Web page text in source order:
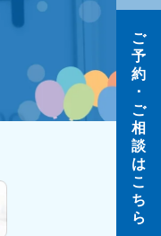
ご
予
約
･
ご
相
談
は
こ
ち
ら